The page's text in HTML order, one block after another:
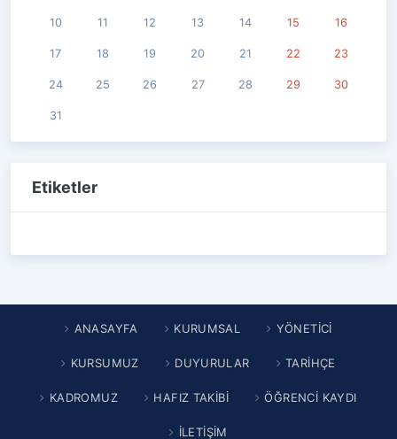
10 11 12 13 14 15 16
17 18 19 20 21 22 23
24 25 26 27 28 29 30
31
Etiketler
ANASAYFA KURUMSAL YÖNETİCİ
KURSUMUZ DUYURULAR TARİHÇE
KADROMUZ HAFIZ TAKİBİ ÖĞRENCİ KAYDI
İLETİŞİM